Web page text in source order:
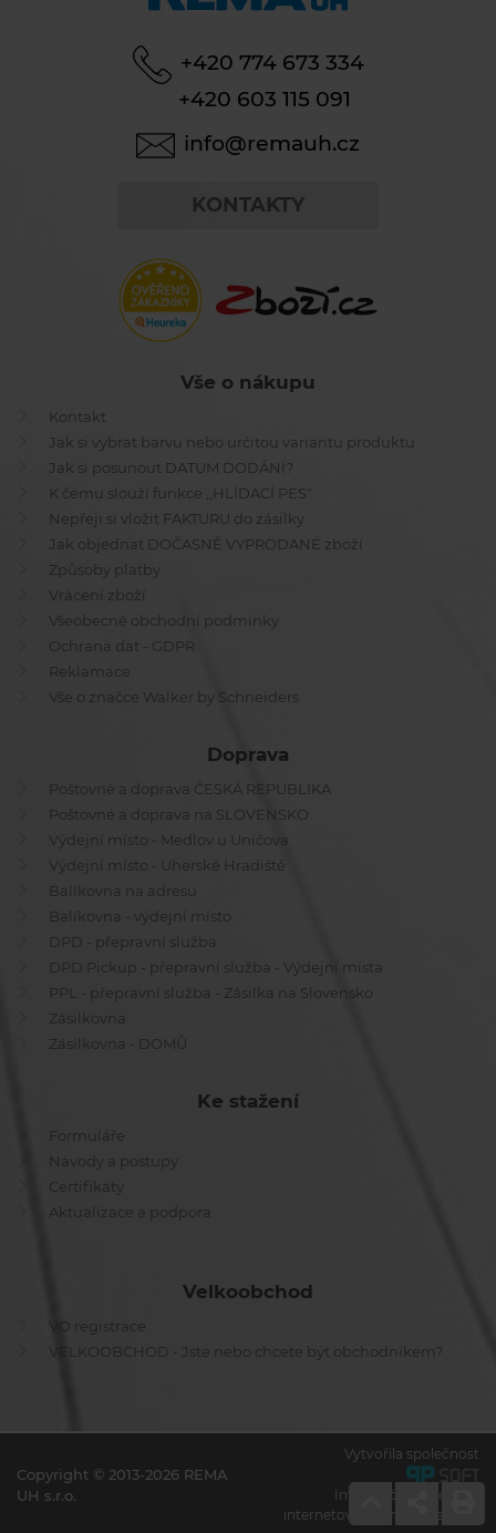
+420 774 673 334
+420 603 115 091
info@remauh.cz
KONTAKTY
Vše o nákupu
Kontakt
Jak si vybrat barvu nebo určitou variantu produktu
Jak si posunout DATUM DODÁNÍ?
K čemu slouží funkce ,,HLÍDACÍ PES"
Nepřeji si vložit FAKTURU do zásilky
Jak objednat DOČASNĚ VYPRODANÉ zboží
Způsoby platby
Vrácení zboží
Všeobecné obchodní podmínky
Ochrana dat - GDPR
Reklamace
Vše o značce Walker by Schneiders
Doprava
Poštovné a doprava ČESKÁ REPUBLIKA
Poštovné a doprava na SLOVENSKO
Výdejní místo - Medlov u Uničova
Výdejní místo - Uherské Hradiště
Balíkovna na adresu
Balíkovna - výdejní místo
DPD - přepravní služba
DPD Pickup - přepravní služba - Výdejní místa
PPL - přepravní služba - Zásilka na Slovensko
Zásilkovna
Zásilkovna - DOMŮ
Ke stažení
Formuláře
Návody a postupy
Certifikáty
Aktualizace a podpora
Velkoobchod
VO registrace
VELKOOBCHOD - Jste nebo chcete být obchodníkem?
Copyright © 2013-2026 REMA
UH s.r.o.
Vytvořila společnost
Informační systémy a
internetové obchody na míru